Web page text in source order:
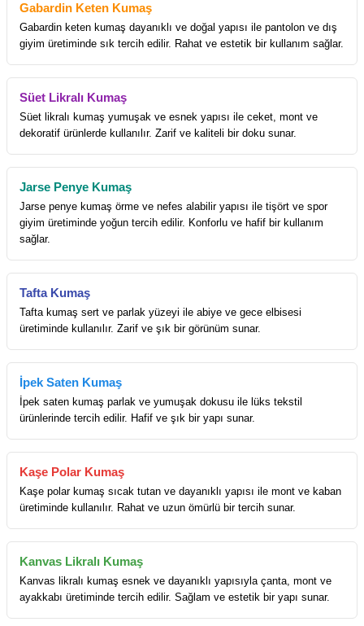
Gabardin Keten Kumaş
Gabardin keten kumaş dayanıklı ve doğal yapısı ile pantolon ve dış
giyim üretiminde sık tercih edilir. Rahat ve estetik bir kullanım sağlar.
Süet Likralı Kumaş
Süet likralı kumaş yumuşak ve esnek yapısı ile ceket, mont ve
dekoratif ürünlerde kullanılır. Zarif ve kaliteli bir doku sunar.
Jarse Penye Kumaş
Jarse penye kumaş örme ve nefes alabilir yapısı ile tişört ve spor
giyim üretiminde yoğun tercih edilir. Konforlu ve hafif bir kullanım
sağlar.
Tafta Kumaş
Tafta kumaş sert ve parlak yüzeyi ile abiye ve gece elbisesi
üretiminde kullanılır. Zarif ve şık bir görünüm sunar.
İpek Saten Kumaş
İpek saten kumaş parlak ve yumuşak dokusu ile lüks tekstil
ürünlerinde tercih edilir. Hafif ve şık bir yapı sunar.
Kaşe Polar Kumaş
Kaşe polar kumaş sıcak tutan ve dayanıklı yapısı ile mont ve kaban
üretiminde kullanılır. Rahat ve uzun ömürlü bir tercih sunar.
Kanvas Likralı Kumaş
Kanvas likralı kumaş esnek ve dayanıklı yapısıyla çanta, mont ve
ayakkabı üretiminde tercih edilir. Sağlam ve estetik bir yapı sunar.